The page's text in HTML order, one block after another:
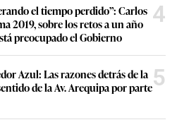
el tiempo perdido”: Carlos
2019, sobre los retos a un año
preocupado el Gobierno
4
Azul: Las razones detrás de la
de la Av. Arequipa por parte5